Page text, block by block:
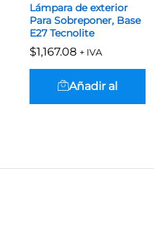
Lámpara de exterior
Para Sobreponer, Base
E27 Tecnolite
$1,167.08 + IVA
$1,167.08
Añadir al